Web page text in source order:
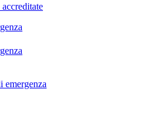
emergenza